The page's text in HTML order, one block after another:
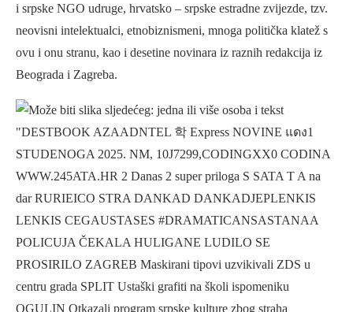
i srpske NGO udruge, hrvatsko – srpske estradne zvijezde, tzv.
neovisni intelektualci, etnobiznismeni, mnoga politička klatež s
ovu i onu stranu, kao i desetine novinara iz raznih redakcija iz
Beograda i Zagreba.